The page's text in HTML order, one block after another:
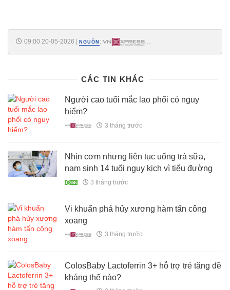
09:00 20-05-2026 | NGUỒN :
CÁC TIN KHÁC
Người cao tuổi mắc lao phổi có nguy
hiểm?
3 tháng trước
Nhịn cơm nhưng liên tục uống trà sữa,
nam sinh 14 tuổi nguy kịch vì tiểu đường
3 tháng trước
Vi khuẩn phá hủy xương hàm tấn công
xoang
3 tháng trước
ColosBaby Lactoferrin 3+ hỗ trợ trẻ tăng đề
kháng thế nào?